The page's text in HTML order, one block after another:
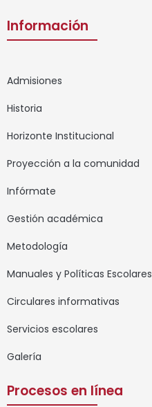
Información
Admisiones
Historia
Horizonte Institucional
Proyección a la comunidad
Infórmate
Gestión académica
Metodología
Manuales y Políticas Escolares
Circulares informativas
Servicios escolares
Galería
Procesos en línea